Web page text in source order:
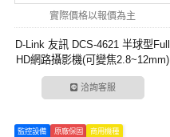
實際價格以報價為主
D-Link 友訊 DCS-4621 半球型Full
HD網路攝影機(可變焦2.8~12mm)
洽詢客服
監控設備 原廠保固 商用機種